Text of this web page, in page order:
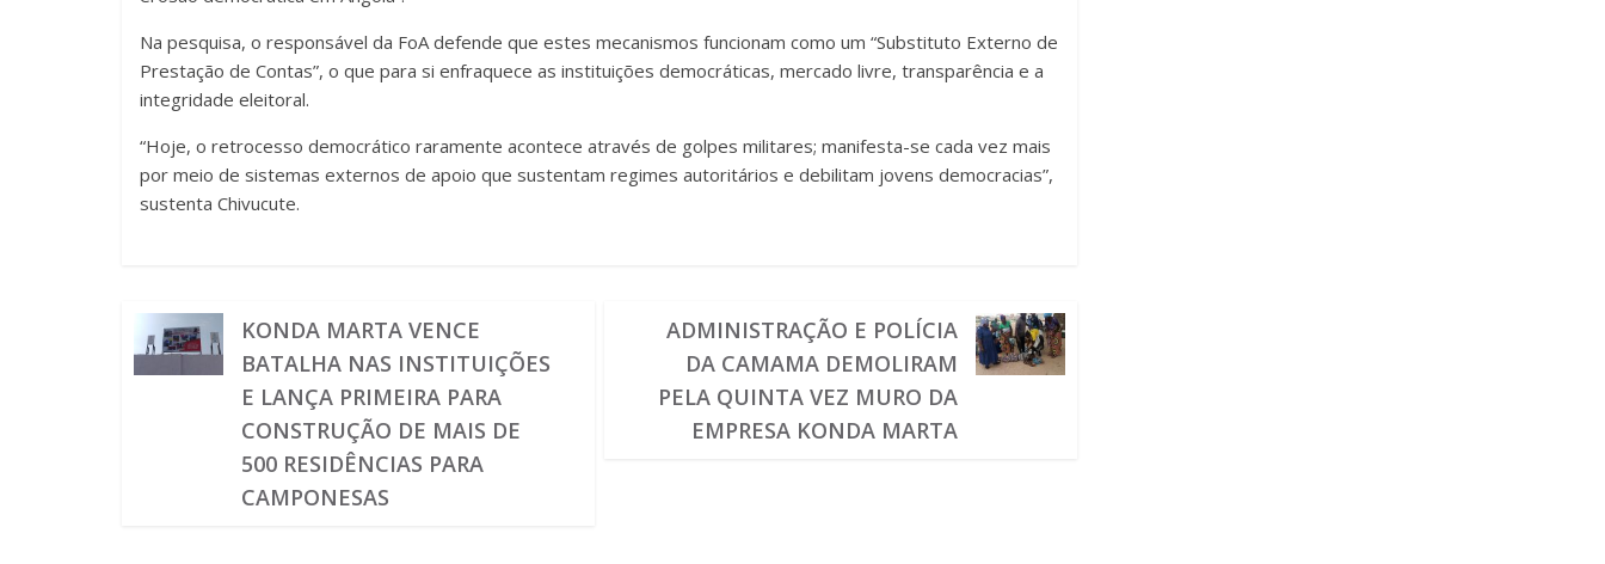
Na pesquisa, o responsável da FoA defende que estes mecanismos funcionam como um “Substituto Externo de
Prestação de Contas”, o que para si enfraquece as instituições democráticas, mercado livre, transparência e a
integridade eleitoral.
“Hoje, o retrocesso democrático raramente acontece através de golpes militares; manifesta-se cada vez mais
por meio de sistemas externos de apoio que sustentam regimes autoritários e debilitam jovens democracias”,
sustenta Chivucute.
KONDA MARTA VENCE
BATALHA NAS INSTITUIÇÕES
E LANÇA PRIMEIRA PARA
CONSTRUÇÃO DE MAIS DE
500 RESIDÊNCIAS PARA
CAMPONESAS
ADMINISTRAÇÃO E POLÍCIA
DA CAMAMA DEMOLIRAM
PELA QUINTA VEZ MURO DA
EMPRESA KONDA MARTA